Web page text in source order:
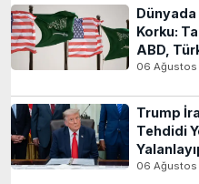
Dünyada
Korku:
ABD,
06 Ağustos
Trump
Tehdidi
06 Ağustos